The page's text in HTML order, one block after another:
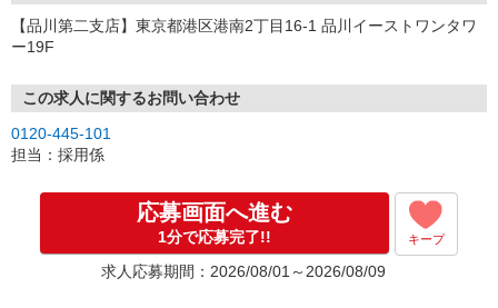
【品川第二支店】東京都港区港南2丁目16-1 品川イーストワンタワ
ー19F
この求人に関するお問い合わせ
0120-445-101
担当：採用係
応募画面へ進む
1分で応募完了!! キープ
求人応募期間：2026/08/01～2026/08/09